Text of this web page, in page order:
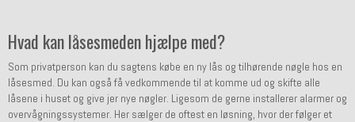
Hvad kan låsesmeden hjælpe med?
Som privatperson kan du sagtens købe en ny lås og tilhørende nøgle hos en
låsesmed. Du kan også få vedkommende til at komme ud og skifte alle
låsene i huset og give jer nye nøgler. Ligesom de gerne installerer alarmer og
overvågningssystemer. Her sælger de oftest en løsning, hvor der følger et